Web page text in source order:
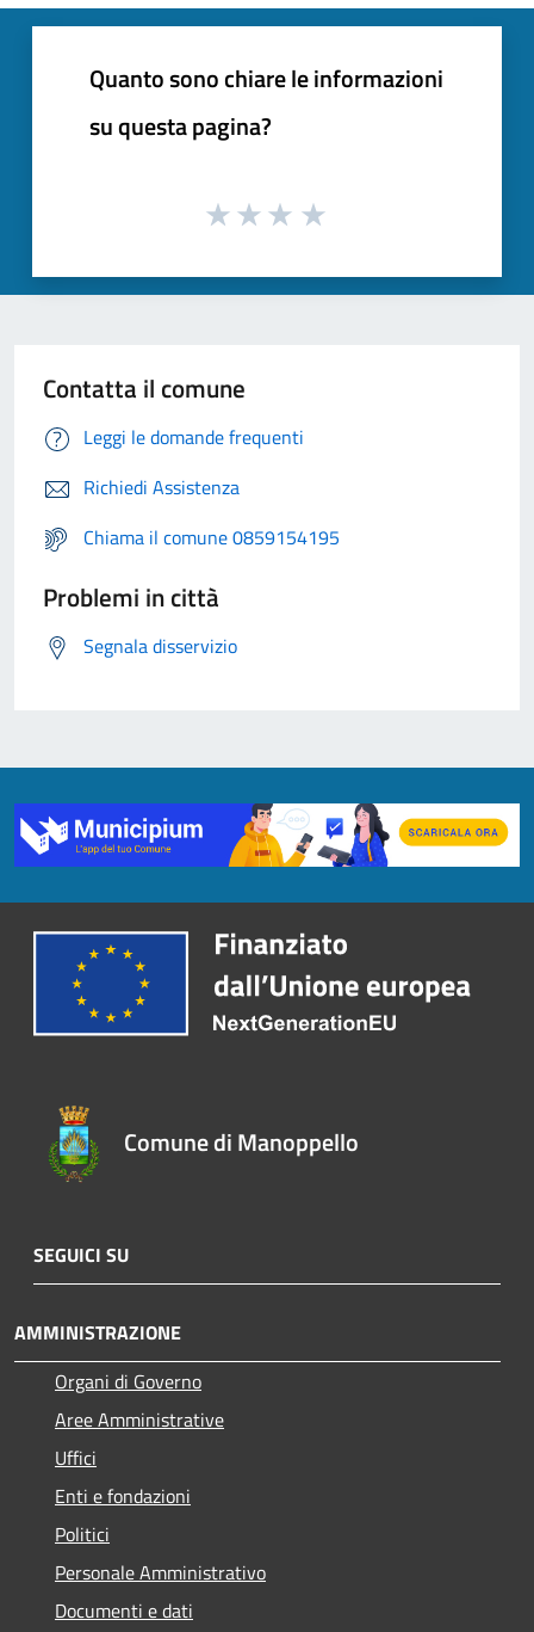
Quanto sono chiare le informazioni
su questa pagina?
Contatta il comune
Leggi le domande frequenti
Richiedi Assistenza
Chiama il comune 0859154195
Problemi in città
Segnala disservizio
Comune di Manoppello
SEGUICI SU
AMMINISTRAZIONE
Organi di Governo
Aree Amministrative
Uffici
Enti e fondazioni
Politici
Personale Amministrativo
Documenti e dati